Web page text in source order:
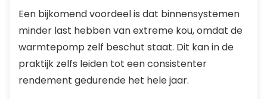
Een bijkomend voordeel is dat binnensystemen
minder last hebben van extreme kou, omdat de
warmtepomp zelf beschut staat. Dit kan in de
praktijk zelfs leiden tot een consistenter
rendement gedurende het hele jaar.